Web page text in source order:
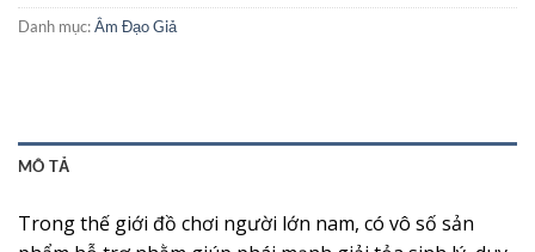
Danh mục:Âm Đạo Giả
MÔ TẢ
Trong thế giới đồ chơi người lớn nam, có vô số sản